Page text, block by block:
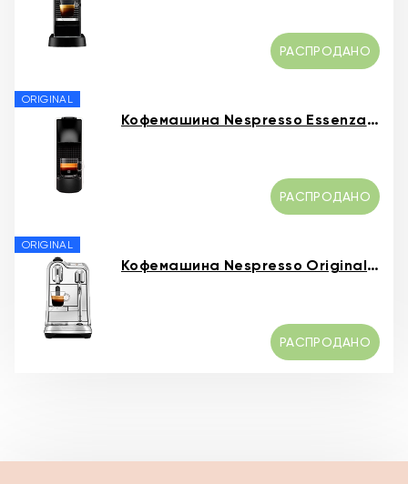
РАСПРОДАНО
ORIGINAL
Кофемашина Nespresso Essenza Mini White
РАСПРОДАНО
ORIGINAL
Кофемашина Nespresso Original Creatista Pro
РАСПРОДАНО